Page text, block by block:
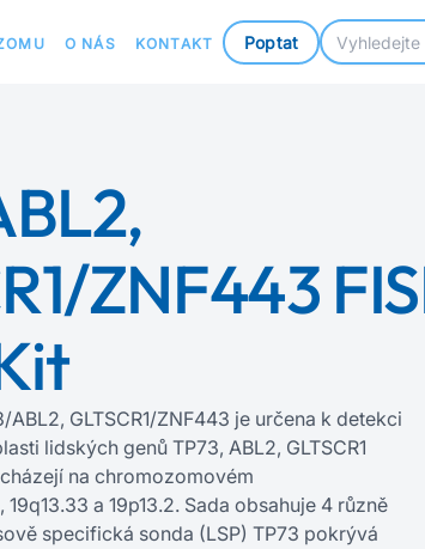
O NÁS KONTAKT Poptat
ZNF443
ABL2, GLTSCR1/ZNF443 je určena k detekci
lidských genů TP73, ABL2, GLTSCR1
na chromozomovém
19q13.33 a 19p13.2. Sada obsahuje 4 různě
specifická sonda (LSP) TP73 pokrývá